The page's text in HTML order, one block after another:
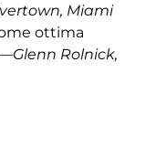
Miami
ottima
—Glenn Rolnick,